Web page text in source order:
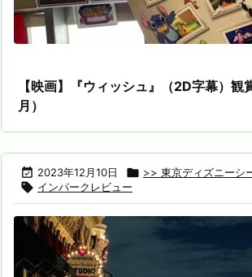
【映画】『ウィッシュ』（2D字幕）
月）
 2023年12月10日  >> 東京ディズニーシ
 インパークレビュー